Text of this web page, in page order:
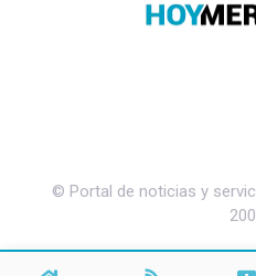
© Portal de noticias y